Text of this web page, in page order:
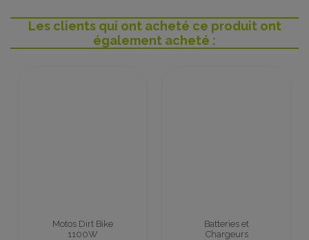
Les clients qui ont acheté ce produit ont
également acheté :
Motos Dirt Bike
1100W
Batteries et
Chargeurs